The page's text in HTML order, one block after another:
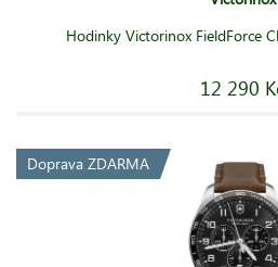
Hodinky Victorinox FieldForce
12 290
Doprava ZDARMA